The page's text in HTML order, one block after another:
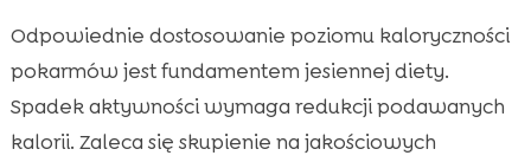
Odpowiednie dostosowanie poziomu kaloryczności
pokarmów jest fundamentem jesiennej diety.
Spadek aktywności wymaga redukcji podawanych
kalorii. Zaleca się skupienie na jakościowych